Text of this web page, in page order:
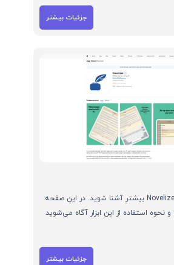
جزئیات بیشتر
با هوش مصنوعی Novelizer بیشتر آشنا شوید. در این صفحه
و نحوه استفاده از این ابزار آگاه می‌شوید
جزئیات بیشتر